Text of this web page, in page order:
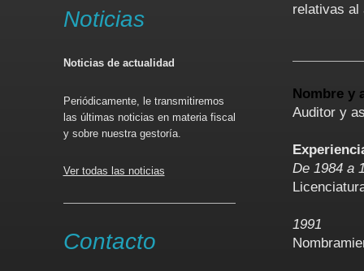
relativas al
Nombre y
Auditor y
De 1984 a
1991
Noticias
Noticias de actualidad
Periódicamente, le transmitiremos
las últimas noticias en materia fiscal
y sobre nuestra gestoría.
Ver todas las noticias
Contacto